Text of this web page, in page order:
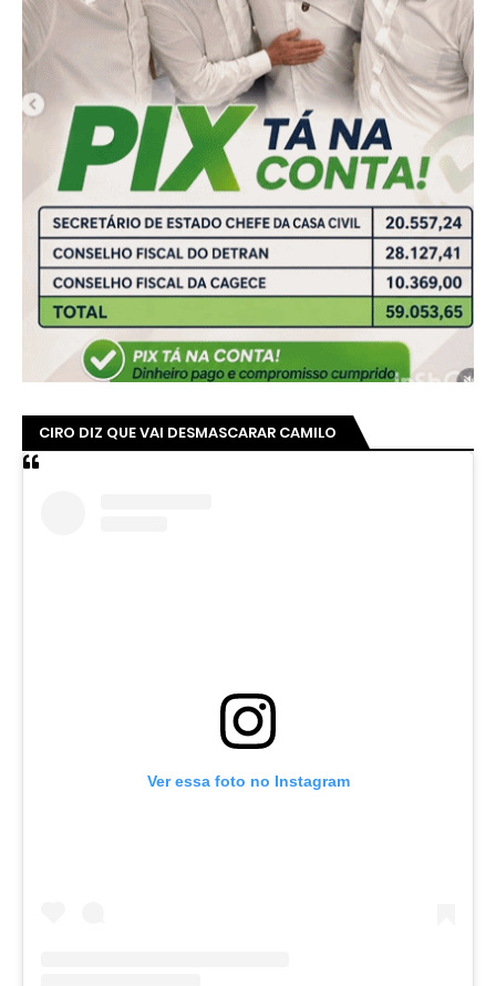
CIRO DIZ QUE VAI DESMASCARAR CAMILO
Ver essa foto no Instagram